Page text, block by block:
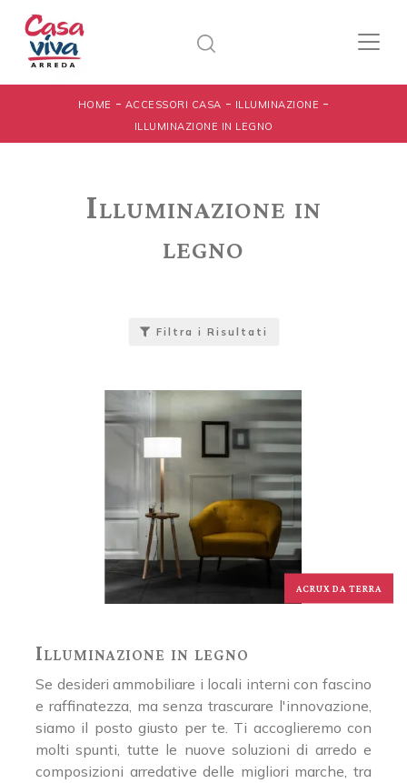
HOME - ACCESSORI CASA - ILLUMINAZIONE -
ILLUMINAZIONE IN LEGNO
Illuminazione in
legno
Filtra i Risultati
ACRUX DA TERRA
Illuminazione in legno
Se desideri ammobiliare i locali interni con fascino
e raffinatezza, ma senza trascurare l'innovazione,
siamo il posto giusto per te. Ti accoglieremo con
molti spunti, tutte le nuove soluzioni di arredo e
composizioni arredative delle migliori marche, tra